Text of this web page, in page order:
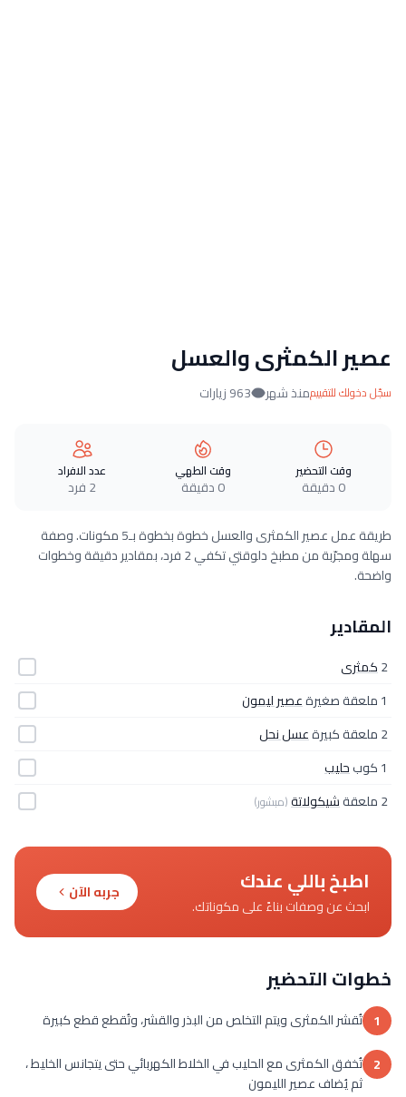
عصير الكمثرى والعسل
سجّل دخولك للتقييممنذ شهر 963 زيارات
وقت التحضير
0 دقيقة
وقت الطهي
0 دقيقة
عدد الافراد
2 فرد
طريقة عمل عصير الكمثرى والعسل خطوة بخطوة بـ5 مكونات. وصفة
سهلة ومجرّبة من مطبخ دلوقتي تكفي 2 فرد، بمقادير دقيقة وخطوات
واضحة.
المقادير
2كمثرى
1 ملعقة صغيرة
عصير ليمون
2 ملعقة كبيرة
عسل نحل
1 كوب
حليب
2 ملعقة
شيكولاتة(مبشور)
اطبخ باللي عندك
ابحث عن وصفات بناءً على مكوناتك.
جربه الآن
خطوات التحضير
1 تُقشر الكمثرى ويتم التخلص من البذر والقشر، وتُقطع قطع كبيرة
2 تُخفق الكمثرى مع الحليب في الخلاط الكهربائي حتى يتجانس الخليط ،
ثم يُضاف عصير الليمون